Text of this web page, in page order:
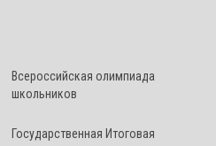
Всероссийская олимпиада
школьников
Государственная Итоговая